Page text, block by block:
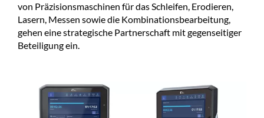
von Präzisionsmaschinen für das Schleifen, Erodieren,
Lasern, Messen sowie die Kombinationsbearbeitung,
gehen eine strategische Partnerschaft mit gegenseitiger
Beteiligung ein.